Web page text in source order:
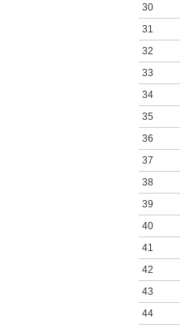
30
31
32
33
34
35
36
37
38
39
40
41
42
43
44